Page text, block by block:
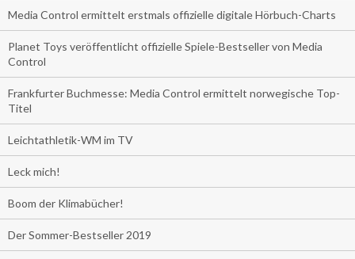
Media Control ermittelt erstmals offizielle digitale Hörbuch-Charts
Planet Toys veröffentlicht offizielle Spiele-Bestseller von Media
Control
Frankfurter Buchmesse: Media Control ermittelt norwegische Top-
Titel
Leichtathletik-WM im TV
Leck mich!
Boom der Klimabücher!
Der Sommer-Bestseller 2019